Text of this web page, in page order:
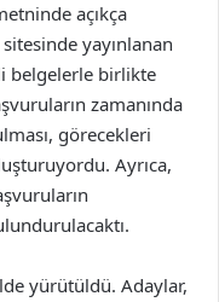
açıkça
yayınlanan
belgelerle birlikte
zamanında
görecekleri
Ayrıca,
yürütüldü. Adaylar,